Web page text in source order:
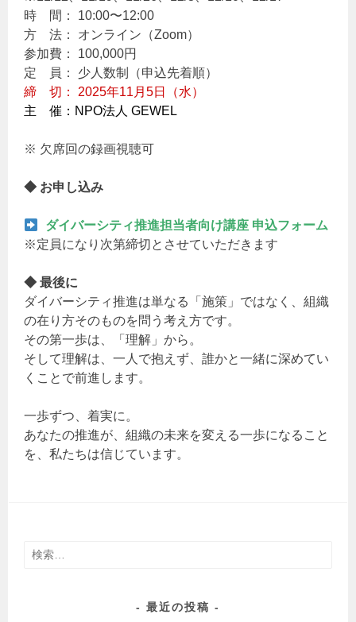
時 間： 10:00〜12:00
方 法： オンライン（Zoom）
参加費： 100,000円
定 員： 少人数制（申込先着順）
締 切： 2025年11月5日（水）
主 催：NPO法人 GEWEL
※ 欠席回の録画視聴可
◆ お申し込み
ダイバーシティ推進担当者向け講座 申込フォーム
※定員になり次第締切とさせていただきます
◆ 最後に
ダイバーシティ推進は単なる「施策」ではなく、組織
の在り方そのものを問う考え方です。
その第一歩は、「理解」から。
そして理解は、一人で抱えず、誰かと一緒に深めてい
くことで前進します。
一歩ずつ、着実に。
あなたの推進が、組織の未来を変える一歩になること
を、私たちは信じています。
検
最近の投稿